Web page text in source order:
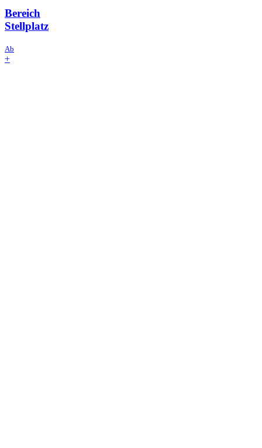
Bereich
Stellplatz
Ab
+